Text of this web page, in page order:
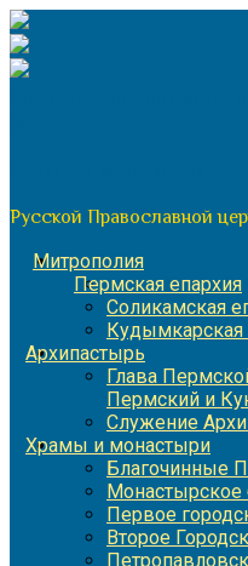
Перейти
к
содержимому
Русской Православной
Митрополия
Пермская епархия
Соликамская
Кудымкарская
Архипастырь
Глава
Пермский и
Служение
Храмы и монастыри
Благочинные
Монастырское
Первое
Второе